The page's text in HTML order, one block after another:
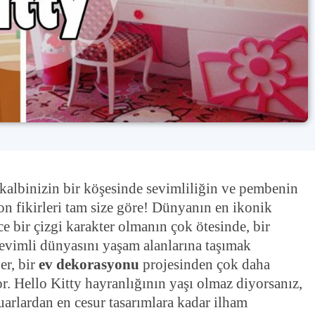
bir köşesinde sevimliliğin ve pembenin
fikirleri tam size göre! Dünyanın en ikonik
bir çizgi karakter olmanın çok ötesinde, bir
dünyasını yaşam alanlarına taşımak
bir ev dekorasyonu projesinden çok daha
Hello Kitty hayranlığının yaşı olmaz diyorsanız,
en cesur tasarımlara kadar ilham